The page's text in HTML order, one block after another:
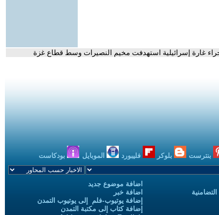
غارة إسرائيلية استهدفت مخيم النصيرات وسط قطاع غزة
بنترست بلوكر فليبورد الموبايل بودكاست
اضافة موضوع جديد
اضافة خبر
إضافة يوتيوب-فلم إلى يوتيوب التمدن
إضافة كتاب إلى مكتبة التمدن